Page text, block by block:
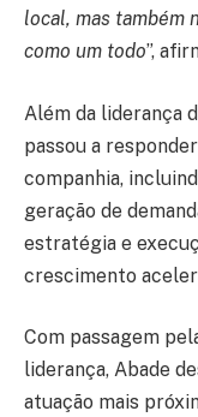
local, mas também
como um todo”,
Além da liderança
passou a
companhia,
geração de
estratégia e
crescimento
Com passagem
liderança, Abade
atuação mais